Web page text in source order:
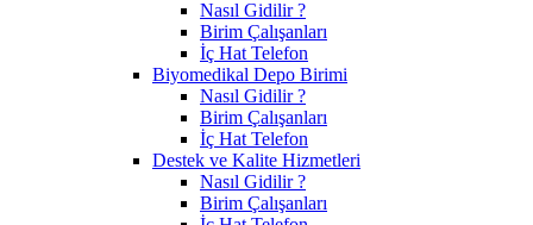
Nasıl Gidilir ?
Birim Çalışanları
İç Hat Telefon
Biyomedikal Depo Birimi
Nasıl Gidilir ?
Birim Çalışanları
İç Hat Telefon
Destek ve Kalite Hizmetleri
Nasıl Gidilir ?
Birim Çalışanları